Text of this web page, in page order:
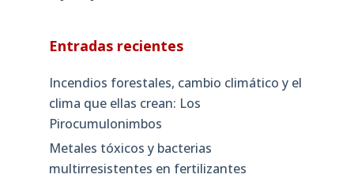
Entradas recientes
Incendios forestales, cambio climático y el
clima que ellas crean: Los
Pirocumulonimbos
Metales tóxicos y bacterias
multirresistentes en fertilizantes